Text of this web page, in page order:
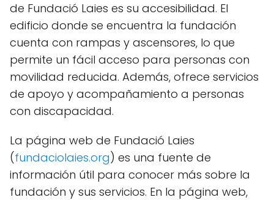
de Fundació Laies es su accesibilidad. El
edificio donde se encuentra la fundación
cuenta con rampas y ascensores, lo que
permite un fácil acceso para personas con
movilidad reducida. Además, ofrece servicios
de apoyo y acompañamiento a personas
con discapacidad.
La página web de Fundació Laies
(fundaciolaies.org) es una fuente de
información útil para conocer más sobre la
fundación y sus servicios. En la página web,